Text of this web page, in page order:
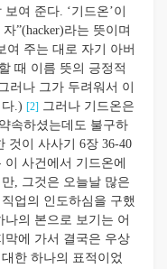
여 준다. ‘기드온’이
”(hacker)라는 뜻이며
여 주는 대로 자기 아버
때 이름 뜻의 긍정적
러나 그가 두려워서 이
.) [2] 그러나 기드온은
속하셨는데도 불구하
것이 사사기 6장 36-40
사건에서 기드온에
, 그것은 오늘날 많은
업의 인도하심을 구했
의 본으로 보기는 어
막에 가서 결국은 우상
한 하나의 표적이었